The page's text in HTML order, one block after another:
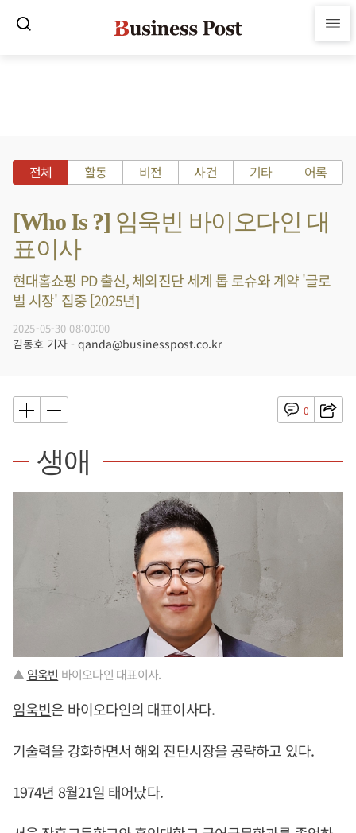
전체 활동 비전 사건 기타 어록
[Who Is ?] 임욱빈 바이오다인 대
표이사
현대홈쇼핑 PD 출신, 체외진단 세계 톱 로슈와 계약 '글로
벌 시장' 집중 [2025년]
2025-05-30 08:00:00
김동호 기자 - qanda@businesspost.co.kr
0
생애
▲ 임욱빈 바이오다인 대표이사.
임욱빈은 바이오다인의 대표이사다.
기술력을 강화하면서 해외 진단시장을 공략하고 있다.
1974년 8월21일 태어났다.